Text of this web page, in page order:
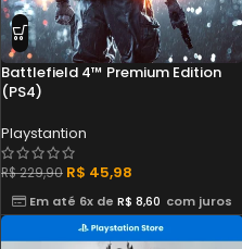
Battlefield 4™ Premium Edition
(PS4)
Playstantion
R$229,90 R$ 45,98
Em até 6x de R$ 8,60 com juros